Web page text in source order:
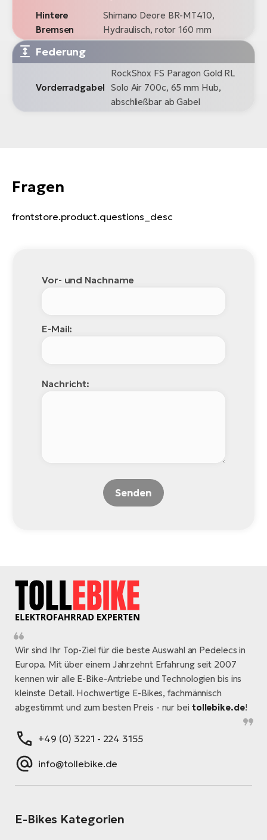
Hintere
Bremsen
Shimano Deore BR-MT410,
Hydraulisch, rotor 160 mm
Federung
Vorderradgabel
RockShox FS Paragon Gold RL
Solo Air 700c, 65 mm Hub,
abschließbar ab Gabel
Fragen
frontstore.product.questions_desc
Vor- und Nachname
E-Mail:
Nachricht:
Senden
Wir sind Ihr Top-Ziel für die beste Auswahl an Pedelecs in
Europa. Mit über einem Jahrzehnt Erfahrung seit 2007
kennen wir alle E-Bike-Antriebe und Technologien bis ins
kleinste Detail. Hochwertige E-Bikes, fachmännisch
abgestimmt und zum besten Preis - nur bei tollebike.de!
+49 (0) 3221 - 224 3155
info@tollebike.de
E-Bikes Kategorien